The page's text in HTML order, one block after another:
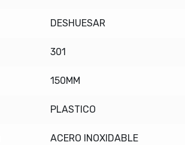
DESHUESAR
301
150MM
PLASTICO
ACERO INOXIDABLE